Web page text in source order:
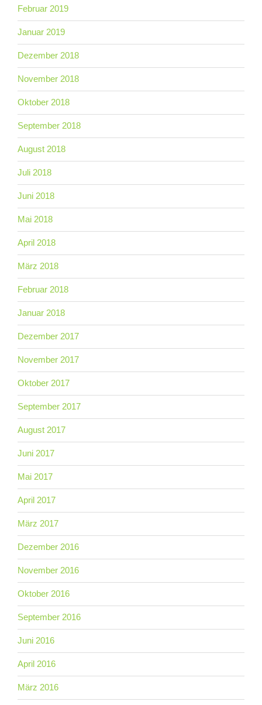
Februar 2019
Januar 2019
Dezember 2018
November 2018
Oktober 2018
September 2018
August 2018
Juli 2018
Juni 2018
Mai 2018
April 2018
März 2018
Februar 2018
Januar 2018
Dezember 2017
November 2017
Oktober 2017
September 2017
August 2017
Juni 2017
Mai 2017
April 2017
März 2017
Dezember 2016
November 2016
Oktober 2016
September 2016
Juni 2016
April 2016
März 2016